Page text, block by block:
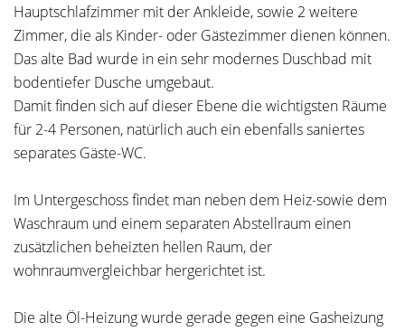
Hauptschlafzimmer mit der Ankleide, sowie 2 weitere
Zimmer, die als Kinder- oder Gästezimmer dienen können.
Das alte Bad wurde in ein sehr modernes Duschbad mit
bodentiefer Dusche umgebaut.
Damit finden sich auf dieser Ebene die wichtigsten Räume
für 2-4 Personen, natürlich auch ein ebenfalls saniertes
separates Gäste-WC.
Im Untergeschoss findet man neben dem Heiz-sowie dem
Waschraum und einem separaten Abstellraum einen
zusätzlichen beheizten hellen Raum, der
wohnraumvergleichbar hergerichtet ist.
Die alte Öl-Heizung wurde gerade gegen eine Gasheizung